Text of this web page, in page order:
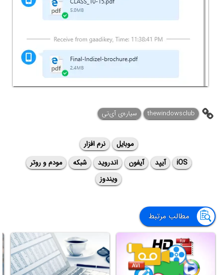
thewindowsclub سیاره‌ی ‌آی‌تی
موبایل
نرم افزار
iOS
آیپد آیفون اندروید شبکه
مودم و روتر
ویندوز
مطالب مرتبط